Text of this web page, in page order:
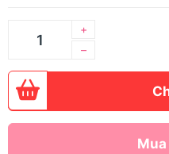
–
+